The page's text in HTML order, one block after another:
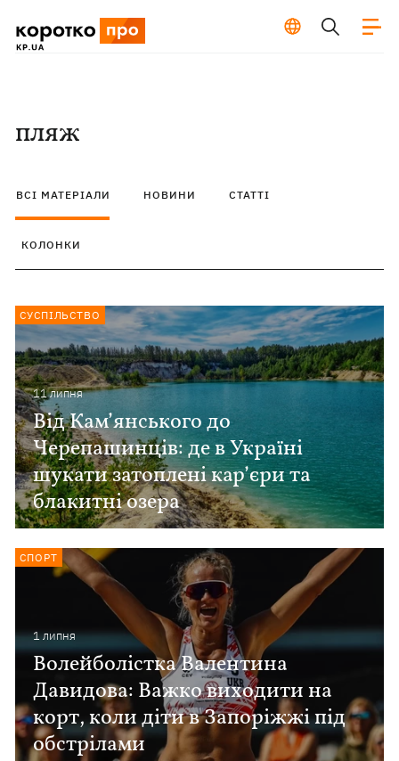
пляж
ВСІ МАТЕРІАЛИ НОВИНИ СТАТТІ
КОЛОНКИ
11 липня
Від Кам’янського до
Черепашинців: де в Україні
шукати затоплені кар’єри та
блакитні озера
СУСПІЛЬСТВО
1 липня
Волейболістка Валентина
Давидова: Важко виходити на
корт, коли діти в Запоріжжі під
обстрілами
СПОРТ